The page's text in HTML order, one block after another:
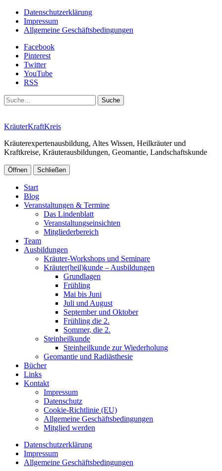
Datenschutzerklärung
Impressum
Allgemeine Geschäftsbedingungen
Facebook
Pinterest
Twitter
YouTube
RSS
Suche
KräuterKraftKreis
Kräuterexpertenausbildung, Altes Wissen, Heilkräuter und
Kraftkreise, Kräuterausbildungen, Geomantie, Landschaftskunde
Öffnen Schließen
Start
Blog
Veranstaltungen & Termine
Das Lindenblatt
Veranstaltungseinsichten
Mitgliederbereich
Team
Ausbildungen
Kräuter-Workshops und Seminare
Kräuter(heil)kunde – Ausbildungen
Grundlagen
Frühling
Mai bis Juni
Juli und August
September und Oktober
Frühling die 2.
Sommer, die 2.
Steinheilkunde
Steinheilkunde zur Wiederholung
Geomantie und Radiästhesie
Bücher
Links
Kontakt
Impressum
Datenschutz
Cookie-Richtlinie (EU)
Allgemeine Geschäftsbedingungen
Mitglied werden
Datenschutzerklärung
Impressum
Allgemeine Geschäftsbedingungen